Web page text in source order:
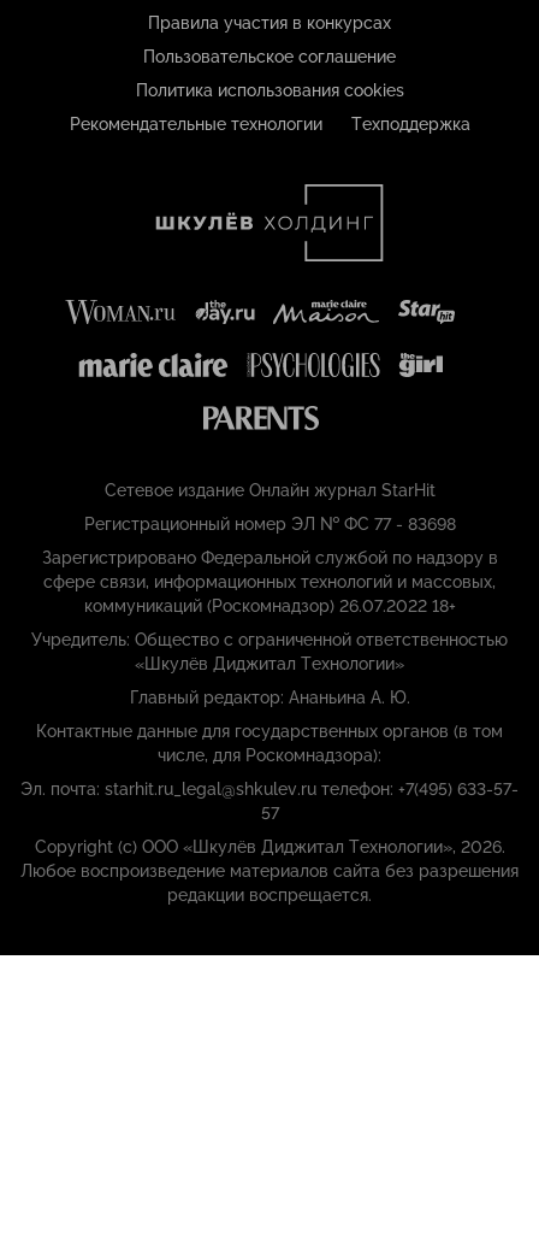
Правила участия в конкурсах
Пользовательское соглашение
Политика использования cookies
Рекомендательные технологии
Техподдержка
Сетевое издание Онлайн журнал StarHit
Регистрационный номер ЭЛ № ФС 77 - 83698
Зарегистрировано Федеральной службой по надзору в
сфере связи, информационных технологий и массовых,
коммуникаций (Роскомнадзор) 26.07.2022 18+
Учредитель: Общество с ограниченной ответственностью
«Шкулёв Диджитал Технологии»
Главный редактор: Ананьина А. Ю.
Контактные данные для государственных органов (в том
числе, для Роскомнадзора):
Эл. почта: starhit.ru_legal@shkulev.ru телефон: +7(495) 633-57-
57
Copyright (с) ООО «Шкулёв Диджитал Технологии», 2026.
Любое воспроизведение материалов сайта без разрешения
редакции воспрещается.